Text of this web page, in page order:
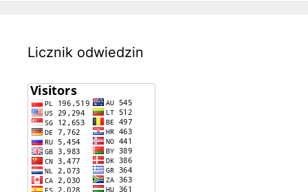
Licznik odwiedzin